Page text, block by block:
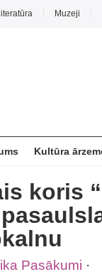
Muzeji
Kultūra
koris
Pasākumi ·